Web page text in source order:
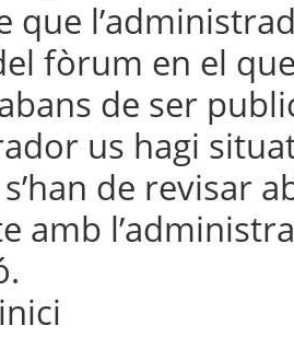
que
fòrum en el
de ser
us hagi
de revisar
amb